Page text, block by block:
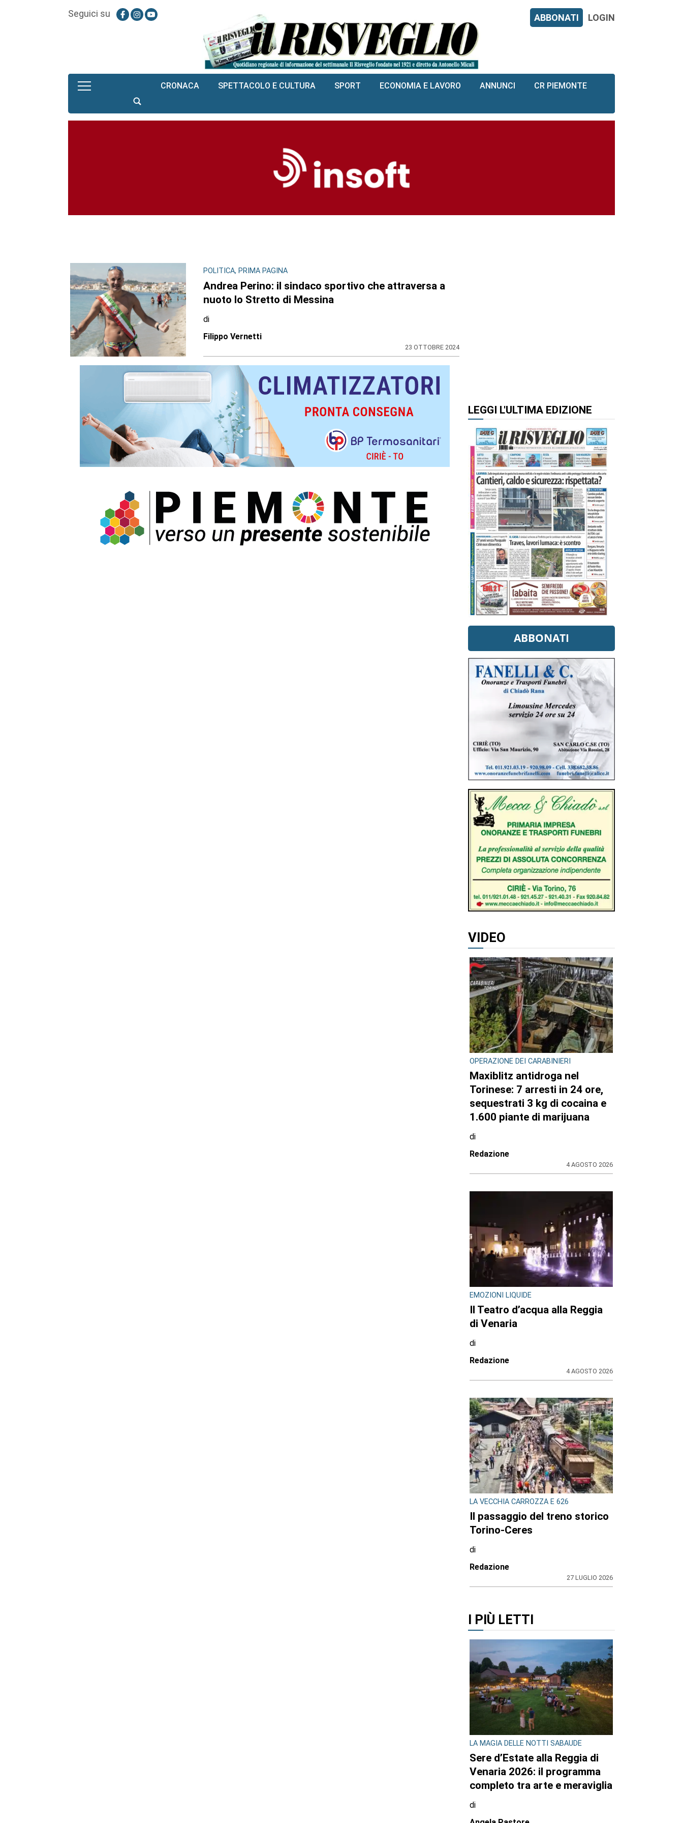
Seguici su ABBONATI LOGIN
CRONACA SPETTACOLO E CULTURA SPORT ECONOMIA E LAVORO ANNUNCI CR PIEMONTE
POLITICA, PRIMA PAGINA
Andrea Perino: il sindaco sportivo che attraversa a
nuoto lo Stretto di Messina
di
Filippo Vernetti
23 OTTOBRE 2024
LEGGI L'ULTIMA EDIZIONE
ABBONATI
VIDEO
OPERAZIONE DEI CARABINIERI
Maxiblitz antidroga nel
Torinese: 7 arresti in 24 ore,
sequestrati 3 kg di cocaina e
1.600 piante di marijuana
di
Redazione
4 AGOSTO 2026
EMOZIONI LIQUIDE
Il Teatro d’acqua alla Reggia
di Venaria
di
Redazione
4 AGOSTO 2026
LA VECCHIA CARROZZA E 626
Il passaggio del treno storico
Torino-Ceres
di
Redazione
27 LUGLIO 2026
I PIÙ LETTI
LA MAGIA DELLE NOTTI SABAUDE
Sere d’Estate alla Reggia di
Venaria 2026: il programma
completo tra arte e meraviglia
di